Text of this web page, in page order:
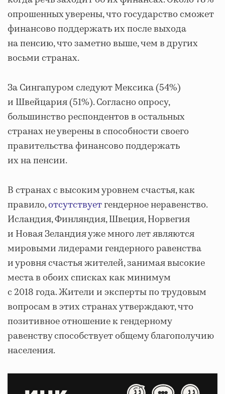
опрошенных уверены, что государство сможет
финансово поддержать их после выхода
на пенсию, что заметно выше, чем в других
восьми странах.
За Сингапуром следуют Мексика (54%)
и Швейцария (51%). Согласно опросу,
большинство респондентов в остальных
странах не уверены в способности своего
правительства финансово поддержать
их на пенсии.
В странах с высоким уровнем счастья, как
правило,отсутствуетгендерное неравенство.
Исландия, Финляндия, Швеция, Норвегия
и Новая Зеландия уже много лет являются
мировыми лидерами гендерного равенства
и уровня счастья жителей, занимая высокие
места в обоих списках как минимум
с 2018 года. Жители и эксперты по трудовым
вопросам в этих странах утверждают, что
позитивное отношение к гендерному
равенству способствует общему благополучию
населения.